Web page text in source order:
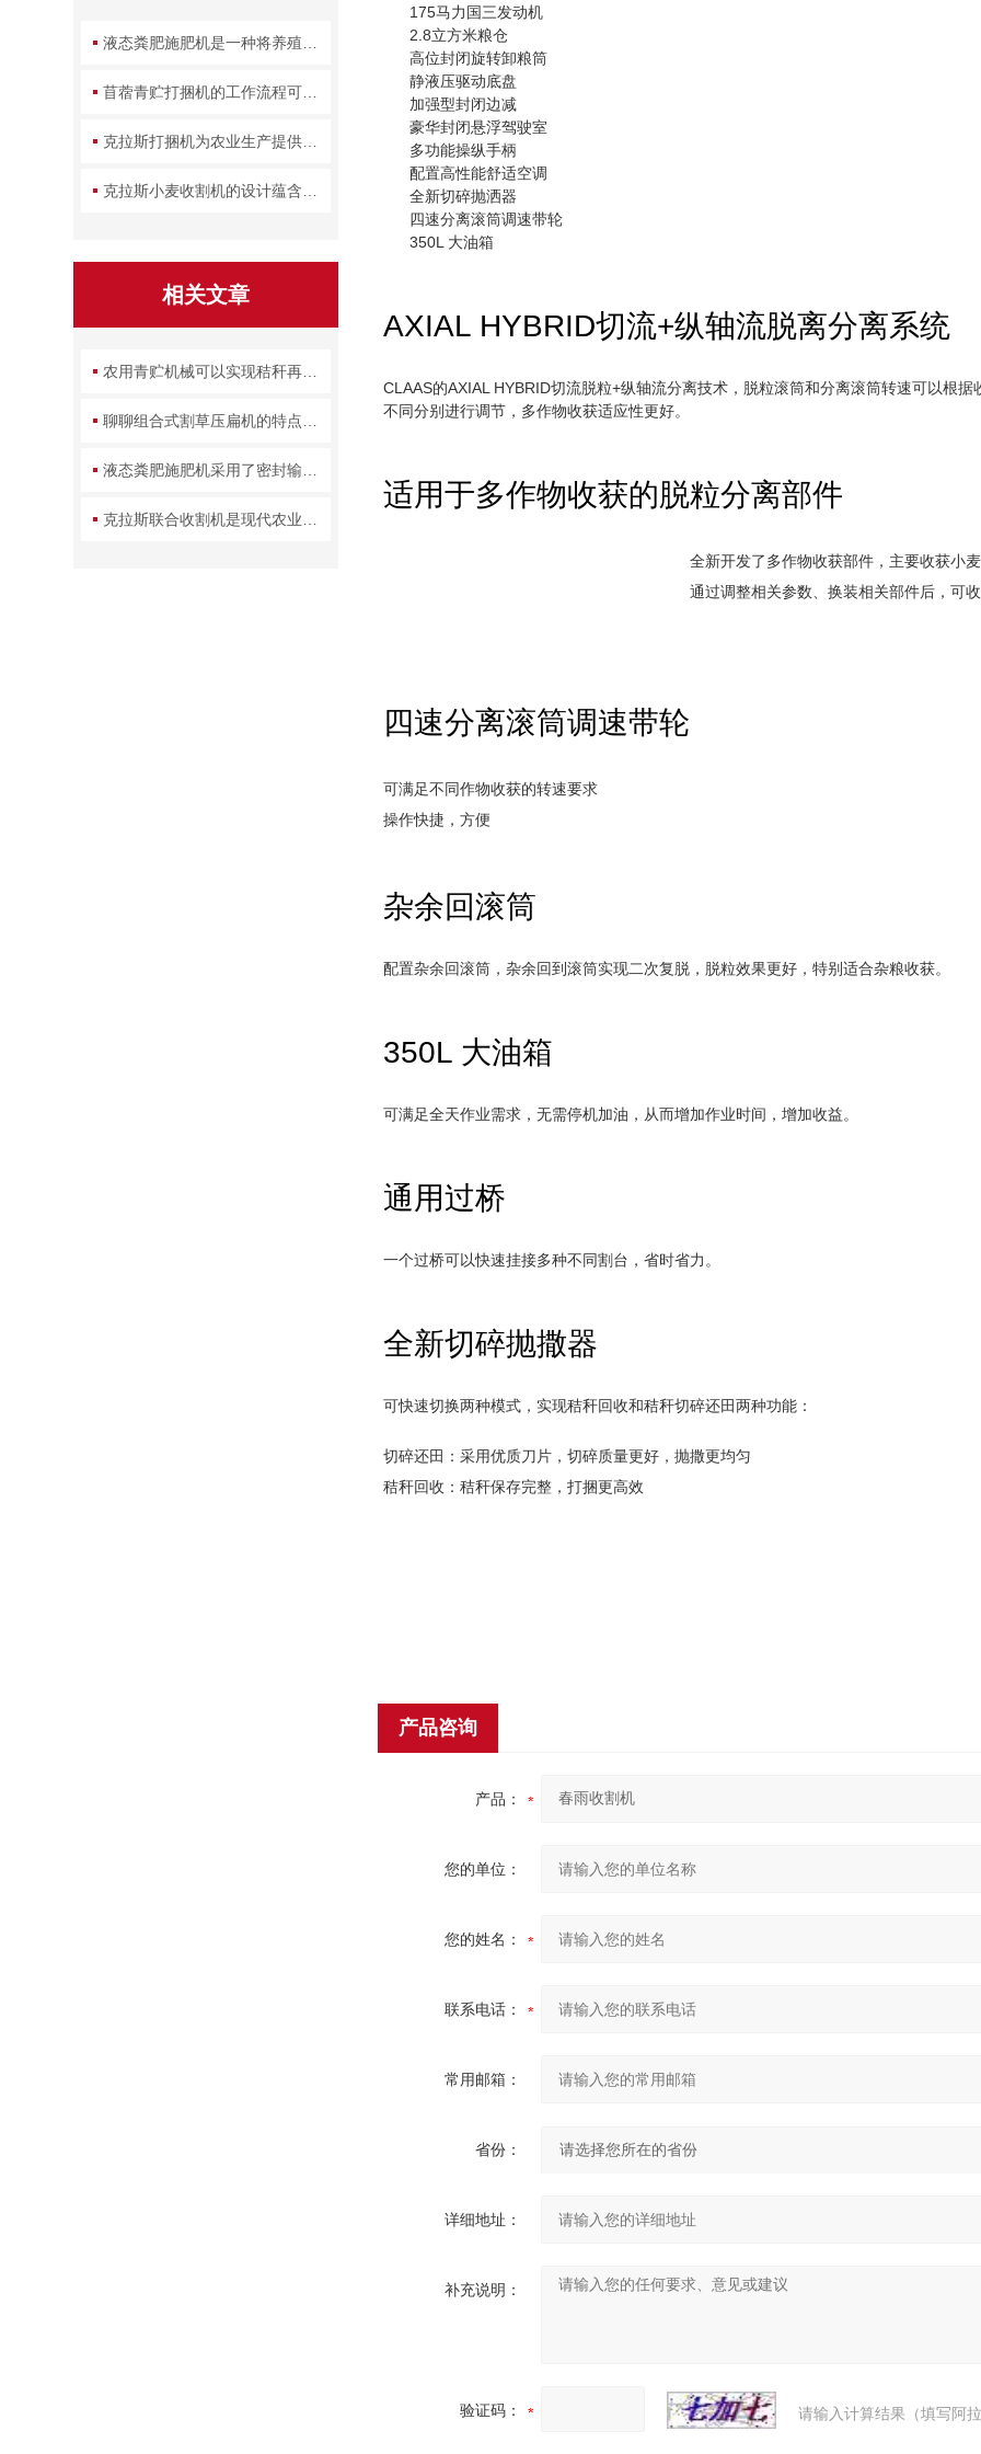
175马力国三发动机
2.8立方米粮仓
高位封闭旋转卸粮筒
静液压驱动底盘
加强型封闭边减
豪华封闭悬浮驾驶室
多功能操纵手柄
配置高性能舒适空调
全新切碎抛洒器
四速分离滚筒调速带轮
350L 大油箱
AXIAL HYBRID切流+纵轴流脱离分离系统
CLAAS的AXIAL HYBRID切流脱粒+纵轴流分离技术，脱粒滚筒和分离滚筒转速可以根据
不同分别进行调节，多作物收获适应性更好。
适用于多作物收获的脱粒分离部件
全新开发了多作物收获部件，主要收获小麦
通过调整相关参数、换装相关部件后，可
四速分离滚筒调速带轮
可满足不同作物收获的转速要求
操作快捷，方便
杂余回滚筒
配置杂余回滚筒，杂余回到滚筒实现二次复脱，脱粒效果更好，特别适合杂粮收获。
350L 大油箱
可满足全天作业需求，无需停机加油，从而增加作业时间，增加收益。
通用过桥
一个过桥可以快速挂接多种不同割台，省时省力。
全新切碎抛撒器
可快速切换两种模式，实现秸秆回收和秸秆切碎还田两种功能：
切碎还田：采用优质刀片，切碎质量更好，抛撒更均匀
秸秆回收：秸秆保存完整，打捆更高效
产品咨询
产品：
您的单位：
您的姓名：
联系电话：
常用邮箱：
省份：
详细地址：
补充说明：
验证码： 请输入计算结果（填写阿
相关文章